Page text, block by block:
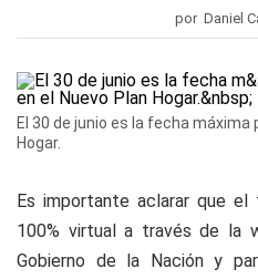
por Daniel
El 30 de junio es la fecha máxima
Hogar.
Es importante aclarar que
100% virtual a través de la
Gobierno de la Nación y